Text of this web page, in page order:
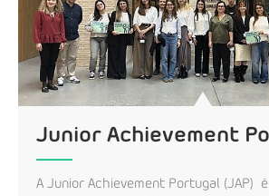
Junior Achievement
A Junior Achievement Portugal (JAP)